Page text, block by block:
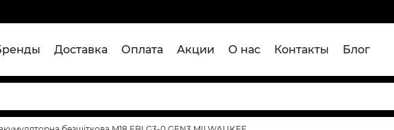
Доставка Оплата Акции О нас Контакты Блог